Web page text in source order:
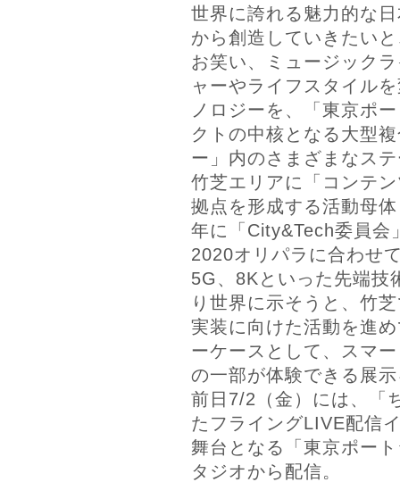
世界に誇れる魅力的な
から創造していきたい
お笑い、ミュージック
ャーやライフスタイル
ノロジーを、「東京ポ
クトの中核となる大型
ー」内のさまざまなス
竹芝エリアに「コンテ
拠点を形成する活動母
年に「City&Tech委員会
2020オリパラに合わせ
5G、8Kといった先端技
り世界に示そうと、竹
実装に向けた活動を進
ーケースとして、スマ
の一部が体験できる展
前日7/2（金）には、「
たフライングLIVE配信
舞台となる「東京ポー
タジオから配信。